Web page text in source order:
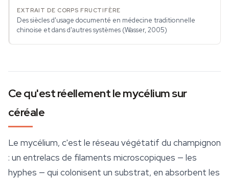
Des siècles d'usage documenté en médecine traditionnelle
chinoise et dans d'autres systèmes (Wasser, 2005)
Ce qu'est réellement le mycélium sur
céréale
Le mycélium, c'est le réseau végétatif du champignon
: un entrelacs de filaments microscopiques — les
hyphes — qui colonisent un substrat, en absorbent les